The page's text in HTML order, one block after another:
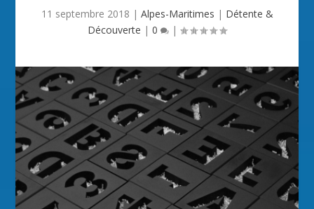
11 septembre 2018 | Alpes-Maritimes | Détente &
Découverte | 0 |